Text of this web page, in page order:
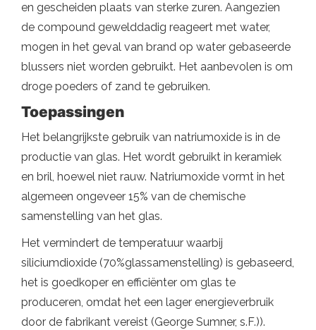
en gescheiden plaats van sterke zuren. Aangezien
de compound gewelddadig reageert met water,
mogen in het geval van brand op water gebaseerde
blussers niet worden gebruikt. Het aanbevolen is om
droge poeders of zand te gebruiken.
Toepassingen
Het belangrijkste gebruik van natriumoxide is in de
productie van glas. Het wordt gebruikt in keramiek
en bril, hoewel niet rauw. Natriumoxide vormt in het
algemeen ongeveer 15% van de chemische
samenstelling van het glas.
Het vermindert de temperatuur waarbij
siliciumdioxide (70%glassamenstelling) is gebaseerd,
het is goedkoper en efficiënter om glas te
produceren, omdat het een lager energieverbruik
door de fabrikant vereist (George Sumner, s.F.)).